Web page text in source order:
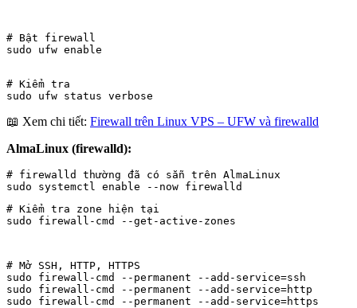
# Bật firewall
sudo ufw enable
# Kiểm tra
sudo ufw status verbose
📖 Xem chi tiết: Firewall trên Linux VPS – UFW và firewalld
AlmaLinux (firewalld):
# firewalld thường đã có sẵn trên AlmaLinux
# Kiểm tra zone hiện tại
sudo firewall-cmd --get-active-zones
# Mở SSH, HTTP, HTTPS
sudo firewall-cmd --permanent --add-service=ssh
sudo firewall-cmd --permanent --add-service=http
sudo firewall-cmd --permanent --add-service=https